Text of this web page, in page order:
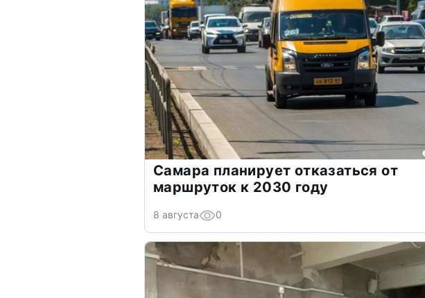
Самара планирует отказаться от
маршруток к 2030 году
8 августа 0